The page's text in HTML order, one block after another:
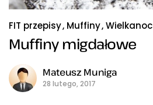
FIT przepisy Muffiny Wielkanoc
Muffiny migdałowe
Mateusz Muniga
28 lutego, 2017